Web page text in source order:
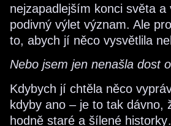
nejzapadlejším konci světa
podivný výlet význam. Ale
to, abych jí něco vysvětlila
Nebo jsem jen nenašla dost
Kdybych jí chtěla něco
kdyby ano – je to tak dávno,
hodně staré a šílené